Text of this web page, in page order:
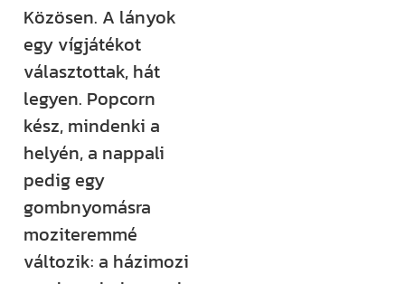
Közösen. A lányok
egy vígjátékot
választottak, hát
legyen. Popcorn
kész, mindenki a
helyén, a nappali
pedig egy
gombnyomásra
moziteremmé
változik: a házimozi